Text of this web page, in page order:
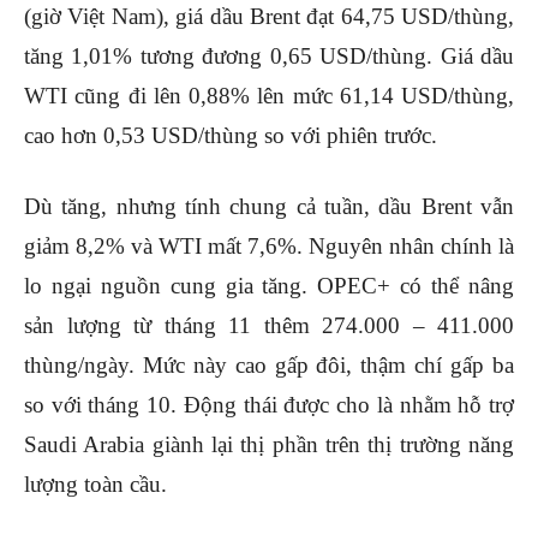
(giờ Việt Nam), giá dầu Brent đạt 64,75 USD/thùng,
tăng 1,01% tương đương 0,65 USD/thùng. Giá dầu
WTI cũng đi lên 0,88% lên mức 61,14 USD/thùng,
cao hơn 0,53 USD/thùng so với phiên trước.
Dù tăng, nhưng tính chung cả tuần, dầu Brent vẫn
giảm 8,2% và WTI mất 7,6%. Nguyên nhân chính là
lo ngại nguồn cung gia tăng. OPEC+ có thể nâng
sản lượng từ tháng 11 thêm 274.000 – 411.000
thùng/ngày. Mức này cao gấp đôi, thậm chí gấp ba
so với tháng 10. Động thái được cho là nhằm hỗ trợ
Saudi Arabia giành lại thị phần trên thị trường năng
lượng toàn cầu.